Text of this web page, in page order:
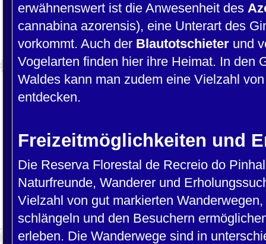
erwähnenswert ist die Anwesenheit des
cannabina azorensis), eine Unterart des
vorkommt. Auch der Blautotschieter und
Vogelarten finden hier ihre Heimat. In den
Waldes kann man zudem eine Vielzahl
entdecken.
Freizeitmöglichkeiten und
Die Reserva Florestal de Recreio do
Naturfreunde, Wanderer und
Vielzahl von gut markierten
schlängeln und den Besuchern
erleben. Die Wanderwege sind in